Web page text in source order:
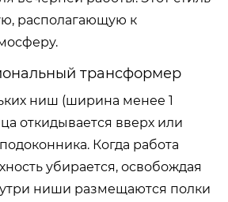
располагающую к
трансформер
ниш (ширина менее 1
откидывается вверх или
Когда работа
убирается, освобождая
ниши размещаются полки